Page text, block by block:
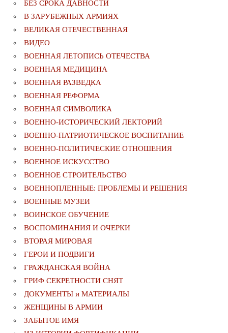
БЕЗ СРОКА ДАВНОСТИ
В ЗАРУБЕЖНЫХ АРМИЯХ
ВЕЛИКАЯ ОТЕЧЕСТВЕННАЯ
ВИДЕО
ВОЕННАЯ ЛЕТОПИСЬ ОТЕЧЕСТВА
ВОЕННАЯ МЕДИЦИНА
ВОЕННАЯ РАЗВЕДКА
ВОЕННАЯ РЕФОРМА
ВОЕННАЯ СИМВОЛИКА
ВОЕННО-ИСТОРИЧЕСКИЙ ЛЕКТОРИЙ
ВОЕННО-ПАТРИОТИЧЕСКОЕ ВОСПИТАНИЕ
ВОЕННО-ПОЛИТИЧЕСКИE ОТНОШЕНИЯ
ВОЕННОЕ ИСКУССТВО
ВОЕННОЕ СТРОИТЕЛЬСТВО
ВОЕННОПЛЕННЫЕ: ПРОБЛЕМЫ И РЕШЕНИЯ
ВОЕННЫЕ МУЗЕИ
ВОИНСКОЕ ОБУЧЕНИЕ
ВОСПОМИНАНИЯ И ОЧЕРКИ
ВТОРАЯ МИРОВАЯ
ГЕРОИ И ПОДВИГИ
ГРАЖДАНСКАЯ ВОЙНА
ГРИФ СЕКРЕТНОСТИ СНЯТ
ДОКУМЕНТЫ и МАТЕРИАЛЫ
ЖЕНЩИНЫ В АРМИИ
ЗАБЫТОЕ ИМЯ